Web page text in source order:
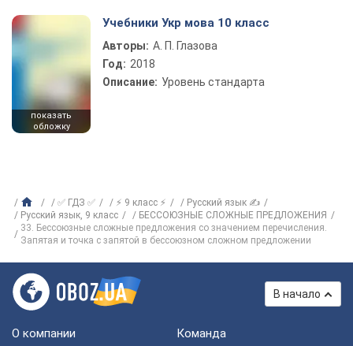
показать
обложку
Учебники Укр мова 10 класс
Авторы: А. П. Глазова
Год: 2018
Описание: Уровень стандарта
✅ ГДЗ ✅ ⚡ 9 класс ⚡
Русский язык ✍
Русский язык, 9 класс
БЕССОЮЗНЫЕ СЛОЖНЫЕ ПРЕДЛОЖЕНИЯ
33. Бессоюзные сложные предложения со значением перечисления.
Запятая и точка с запятой в бессоюзном сложном предложении
В начало
О компании Команда